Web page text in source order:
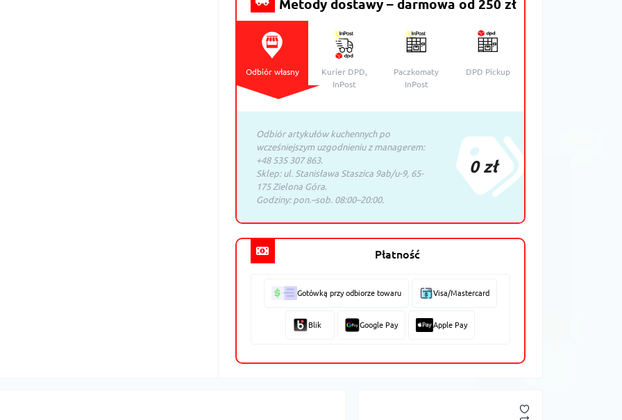
Metody dostawy – darmowa od 250 zł
Odbiór własny
Kurier DPD,
InPost
Paczkomaty
InPost
DPD Pickup
Odbiór artykułów kuchennych po
wcześniejszym uzgodnieniu z managerem:
+48 535 307 863.
Sklep: ul. Stanisława Staszica 9ab/u-9, 65-
175 Zielona Góra.
Godziny: pon.–sob. 08:00–20:00.
0 zł
Płatność
Gotówką przy odbiorze towaru Visa/Mastercard
Blik Google Pay Apple Pay